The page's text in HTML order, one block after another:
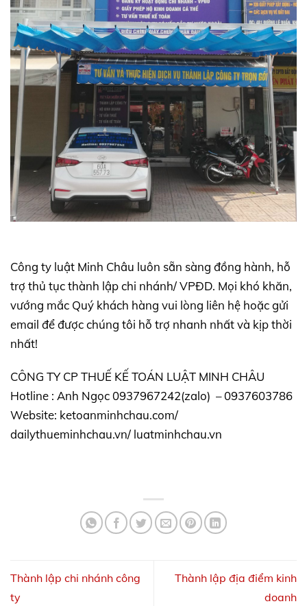
Công ty luật Minh Châu luôn sẵn sàng đồng hành, hỗ
trợ thủ tục thành lập chi nhánh/ VPĐD. Mọi khó khăn,
vướng mắc Quý khách hàng vui lòng liên hệ hoặc gửi
email để được chúng tôi hỗ trợ nhanh nhất và kịp thời
nhất!
CÔNG TY CP THUẾ KẾ TOÁN LUẬT MINH CHÂU
Hotline : Anh Ngọc 0937967242(zalo) – 0937603786
Website: ketoanminhchau.com/
dailythueminhchau.vn/ luatminhchau.vn
Thành lập chi nhánh công
ty
Thành lập địa điểm kinh
doanh